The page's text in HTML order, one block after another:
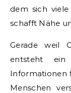
dem sich
schafft Nähe
Gerade weil
entsteht ein
Informationen
Menschen